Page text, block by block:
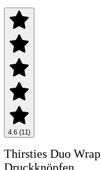
4.6 (11)
Thirsties Duo